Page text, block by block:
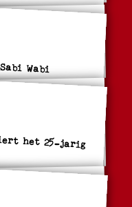
Wabi
het 25-jarig